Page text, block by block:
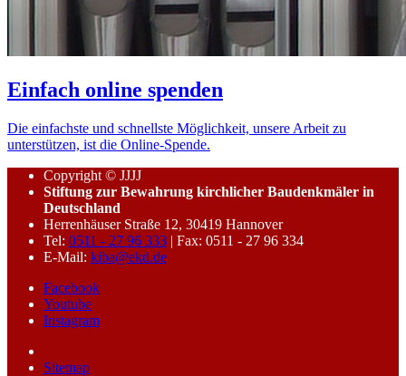
Einfach online spenden
Die einfachste und schnellste Möglichkeit, unsere Arbeit zu
unterstützen, ist die Online-Spende.
Copyright © JJJJ
Stiftung zur Bewahrung kirchlicher Baudenkmäler in
Deutschland
Herrenhäuser Straße 12, 30419 Hannover
Tel: 0511 - 27 96 333 | Fax: 0511 - 27 96 334
E-Mail: kiba@ekd.de
Facebook
Youtube
Instagram
Sitemap